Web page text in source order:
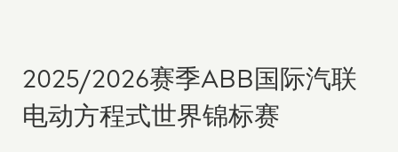
2025/2026赛季ABB国际汽联
电动方程式世界锦标赛